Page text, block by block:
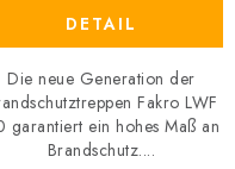
DETAIL
Die neue Generation der
Fakro LWF
garantiert ein hohes Maß an
Brandschutz....